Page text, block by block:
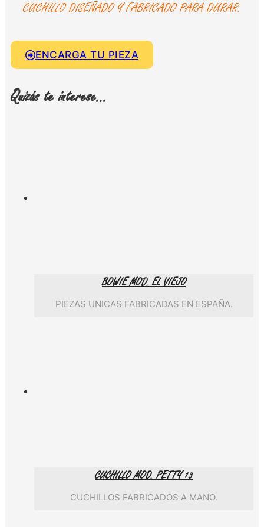
CUCHILLO DISEÑADO Y FABRICADO PARA DURAR.
ENCARGA TU PIEZA
Quizás te interese...
BOWIE MOD. EL VIEJO
PIEZAS UNICAS FABRICADAS EN ESPAÑA.
CUCHILLO MOD. PETTY 13
CUCHILLOS FABRICADOS A MANO.